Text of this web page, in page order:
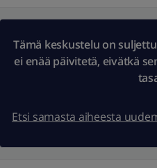
Tämä keskustelu on
ei enää päivitetä, eivätkä
Etsi samasta aiheesta